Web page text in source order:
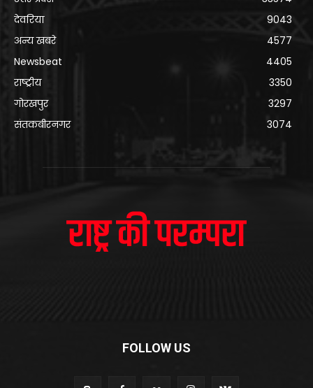
देवरिया
9043
अन्य खबरे
4577
Newsbeat
4405
राष्ट्रीय
3350
गोरखपुर
3297
संतकबीरनगर
3074
FOLLOW US